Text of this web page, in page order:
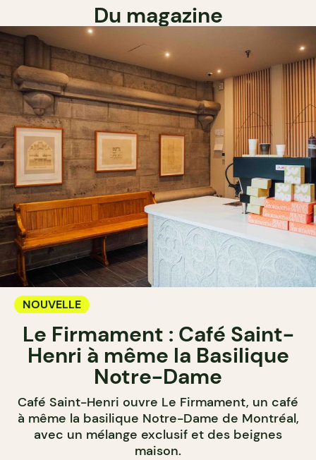
Du magazine
NOUVELLE
Le Firmament : Café Saint-
Henri à même la Basilique
Notre-Dame
Café Saint-Henri ouvre Le Firmament, un café
à même la basilique Notre-Dame de Montréal,
avec un mélange exclusif et des beignes
maison.